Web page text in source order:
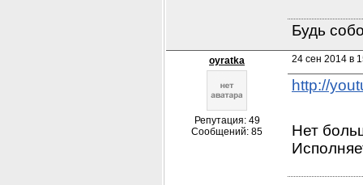
Будь
oyratka
Репутация: 49
Сообщений: 85
24 сен 2014 в
http://